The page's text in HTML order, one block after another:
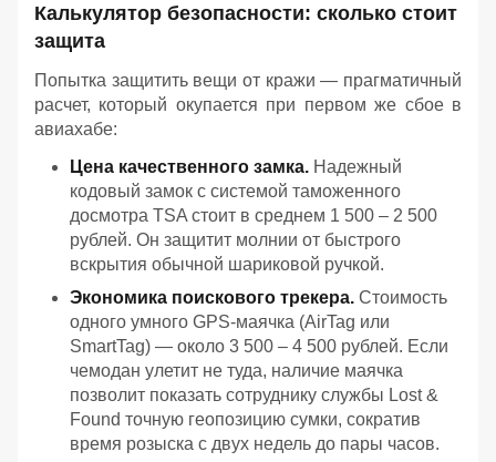
Калькулятор безопасности: сколько стоит
защита
Попытка защитить вещи от кражи — прагматичный
расчет, который окупается при первом же сбое в
авиахабе:
Цена качественного замка. Надежный
кодовый замок с системой таможенного
досмотра TSA стоит в среднем 1 500 – 2 500
рублей. Он защитит молнии от быстрого
вскрытия обычной шариковой ручкой.
Экономика поискового трекера. Стоимость
одного умного GPS-маячка (AirTag или
SmartTag) — около 3 500 – 4 500 рублей. Если
чемодан улетит не туда, наличие маячка
позволит показать сотруднику службы Lost &
Found точную геопозицию сумки, сократив
время розыска с двух недель до пары часов.